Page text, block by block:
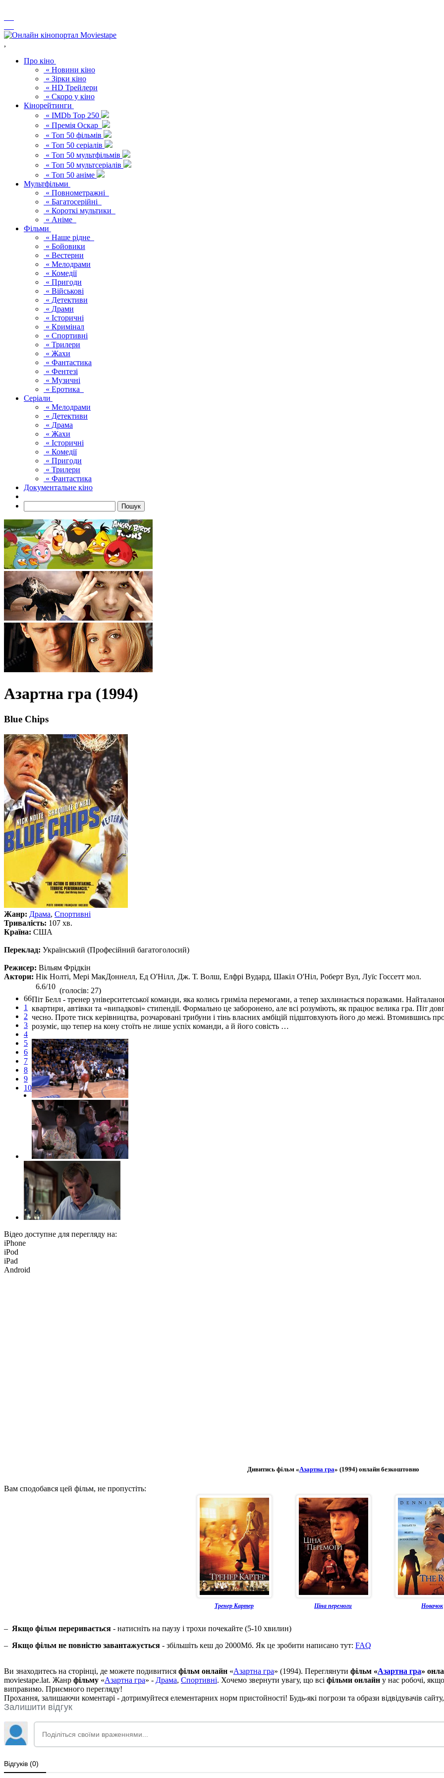
,
Про кіно
« Новини кіно
« Зірки кіно
« HD Трейлери
« Скоро у кіно
Кінорейтинги
« IMDb Top 250
« Премія Оскар
« Топ 50 фільмів
« Топ 50 серіалів
« Топ 50 мультфільмів
« Топ 50 мультсеріалів
« Топ 50 аніме
Мультфільми
« Повнометражні
« Багатосерійні
« Короткі мультики
« Аніме
Фільми
« Наше рідне
« Бойовики
« Вестерни
« Мелодрами
« Комедії
« Пригоди
« Військові
« Детективи
« Драми
« Історичні
« Кримінал
« Спортивні
« Трилери
« Жахи
« Фантастика
« Фентезі
« Музичні
« Еротика
Серіали
« Мелодрами
« Детективи
« Драма
« Жахи
« Історичні
« Комедії
« Пригоди
« Трилери
« Фантастика
Документальне кіно
Пошук
Азартна гра (1994)
Blue Chips
Жанр: Драма, Спортивні
Тривалість: 107 хв.
Країна: США
Переклад: Український (Професійний багатоголосий)
Режисер: Вільям Фрідкін
Актори: Нік Нолті, Мері МакДоннелл, Ед О'Нілл, Дж. Т. Волш, Елфрі Вудард, Шакіл О'Ніл, Роберт Вул, Луїс Госсетт мол.
66
1
2
3
4
5
6
7
8
9
10
6.6/10 (голосів: 27)
Піт Белл - тренер університетської команди, яка колись гриміла перемогами, а тепер захлинається поразками.
квартири, автівки та «випадкові» стипендії. Формально це заборонено, але всі розуміють, як працює велика гра. Піт
чесно. Проте тиск керівництва, розчаровані трибуни і тінь власних амбіцій підштовхують його до межі. Втомившись
розуміє, що тепер на кону стоїть не лише успіх команди, а й його совість …
Відео доступне для перегляду на:
iPhone
iPod
iPad
Android
Дивитись фільм «Азартна гра» (1994) онлайн безкоштовно
Вам сподобався цей фільм, не пропустіть:
Тренер Картер Ціна перемоги Новачок
– Якщо фільм переривається - натисніть на паузу і трохи почекайте (5-10 хвилин)
– Якщо фільм не повністю завантажується - збільшіть кеш до 2000Мб. Як це зробити написано тут: FAQ
Ви знаходитесь на сторінці, де можете подивитися фільм онлайн «Азартна гра» (1994). Переглянути фільм «Азартна гра»
moviestape.lat. Жанр фільму «Азартна гра» - Драма, Спортивні. Хочемо звернути увагу, що всі фільми онлайн у нас робочі,
виправимо. Приємного перегляду!
Прохання, залишаючи коментарі - дотримуйтеся елементарних норм пристойності! Будь-які погрози та образи відвідувачів